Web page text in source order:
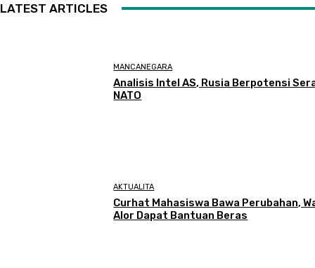
LATEST ARTICLES
MANCANEGARA
Analisis Intel AS, Rusia Berpotensi
NATO
AKTUALITA
Curhat Mahasiswa Bawa Perubahan,
Alor Dapat Bantuan Beras